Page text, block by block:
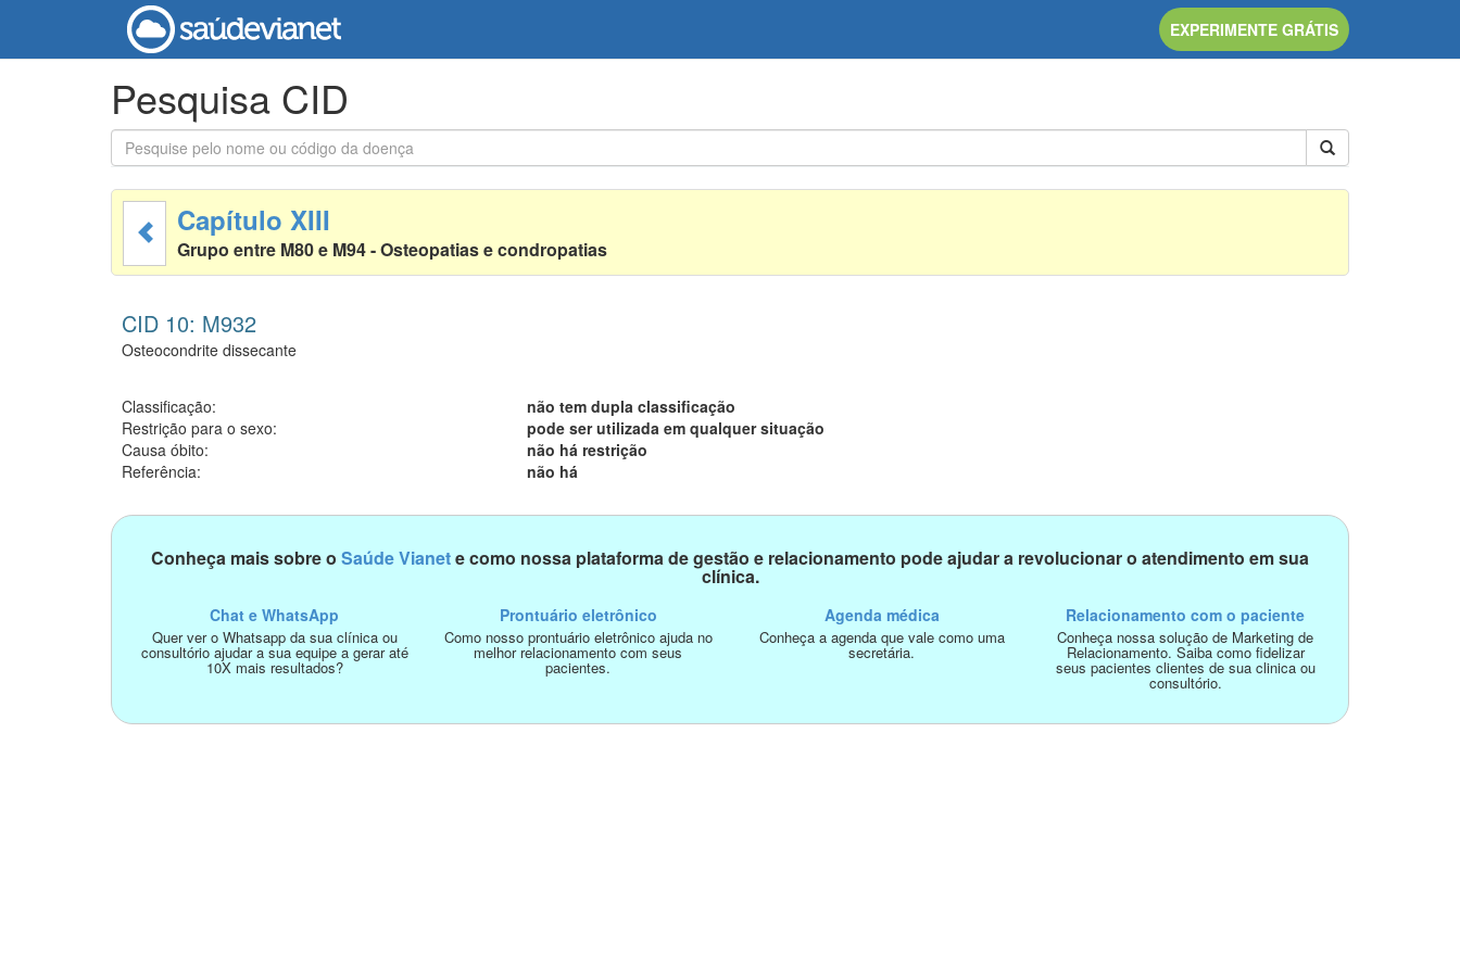
EXPERIMENTE GRÁTIS
Pesquisa CID
Capítulo XIII
Grupo entre M80 e M94 - Osteopatias e condropatias
CID 10: M932
Osteocondrite dissecante
Classificação:
não tem dupla classificação
Restrição para o sexo:
pode ser utilizada em qualquer situação
Causa óbito:
não há restrição
Referência:
não há
Conheça mais sobre o Saúde Vianete como nossa plataforma de gestão e relacionamento pode ajudar a revolucionar o atendimento em sua
clínica.
Chat e WhatsApp
Quer ver o Whatsapp da sua clínica ou
consultório ajudar a sua equipe a gerar até
10X mais resultados?
Prontuário eletrônico
Como nosso prontuário eletrônico ajuda no
melhor relacionamento com seus
pacientes.
Agenda médica
Conheça a agenda que vale como uma
secretária.
Relacionamento com o paciente
Conheça nossa solução de Marketing de
Relacionamento. Saiba como fidelizar
seus pacientes clientes de sua clinica ou
consultório.